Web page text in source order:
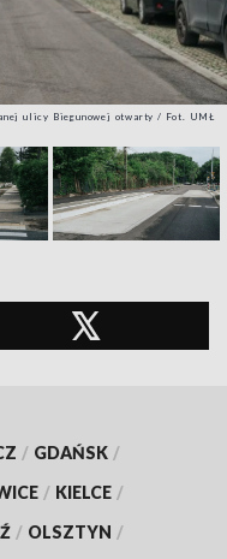
ulicy Biegunowej otwarty / Fot. UMŁ
/ GDAŃSK /
/ KIELCE /
/ OLSZTYN /